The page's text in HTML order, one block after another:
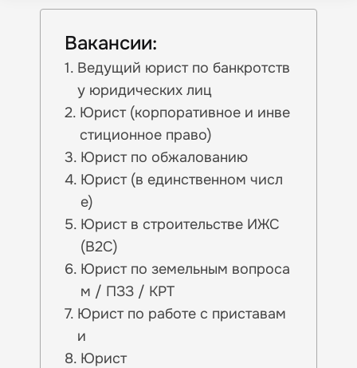
Вакансии:
Ведущий юрист по банкротств
у юридических лиц
Юрист (корпоративное и инве
стиционное право)
Юрист по обжалованию
Юрист (в единственном числ
е)
Юрист в строительстве ИЖС
(B2C)
Юрист по земельным вопроса
м / ПЗЗ / КРТ
Юрист по работе с приставам
и
Юрист